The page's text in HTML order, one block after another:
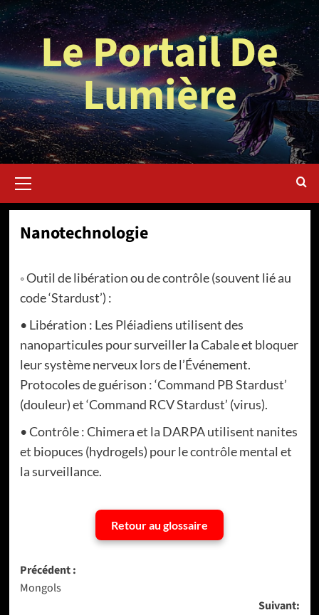
Aller
au
contenuLe Portail De
Lumière
principal
Nanotechnologie
◦ Outil de libération ou de contrôle (souvent lié au
code ‘Stardust’) :
• Libération : Les Pléiadiens utilisent des
nanoparticules pour surveiller la Cabale et bloquer
leur système nerveux lors de l’Événement.
Protocoles de guérison : ‘Command PB Stardust’
(douleur) et ‘Command RCV Stardust’ (virus).
• Contrôle : Chimera et la DARPA utilisent nanites
et biopuces (hydrogels) pour le contrôle mental et
la surveillance.
Retour au glossaire
Navigation
d’article
Précédent :
Mongols
Suivant: